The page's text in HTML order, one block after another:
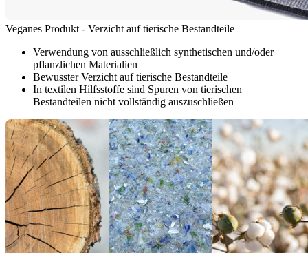
Veganes Produkt - Verzicht auf tierische Bestandteile
Verwendung von ausschließlich synthetischen und/oder
pflanzlichen Materialien
Bewusster Verzicht auf tierische Bestandteile
In textilen Hilfsstoffe sind Spuren von tierischen
Bestandteilen nicht vollständig auszuschließen